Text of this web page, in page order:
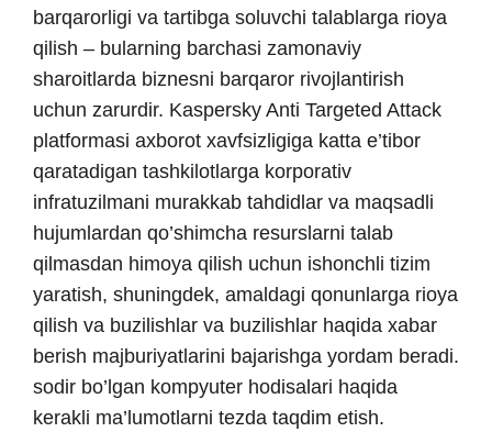
barqarorligi va tartibga soluvchi talablarga rioya
qilish – bularning barchasi zamonaviy
sharoitlarda biznesni barqaror rivojlantirish
uchun zarurdir. Kaspersky Anti Targeted Attack
platformasi axborot xavfsizligiga katta e’tibor
qaratadigan tashkilotlarga korporativ
infratuzilmani murakkab tahdidlar va maqsadli
hujumlardan qo’shimcha resurslarni talab
qilmasdan himoya qilish uchun ishonchli tizim
yaratish, shuningdek, amaldagi qonunlarga rioya
qilish va buzilishlar va buzilishlar haqida xabar
berish majburiyatlarini bajarishga yordam beradi.
sodir bo’lgan kompyuter hodisalari haqida
kerakli ma’lumotlarni tezda taqdim etish.